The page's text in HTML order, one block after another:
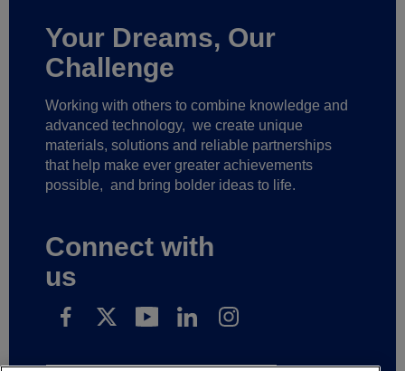
Your Dreams, Our
Challenge
Working with others to combine knowledge and
advanced technology, we create unique
materials, solutions and reliable partnerships
that help make ever greater achievements
possible, and bring bolder ideas to life.
Connect with
us